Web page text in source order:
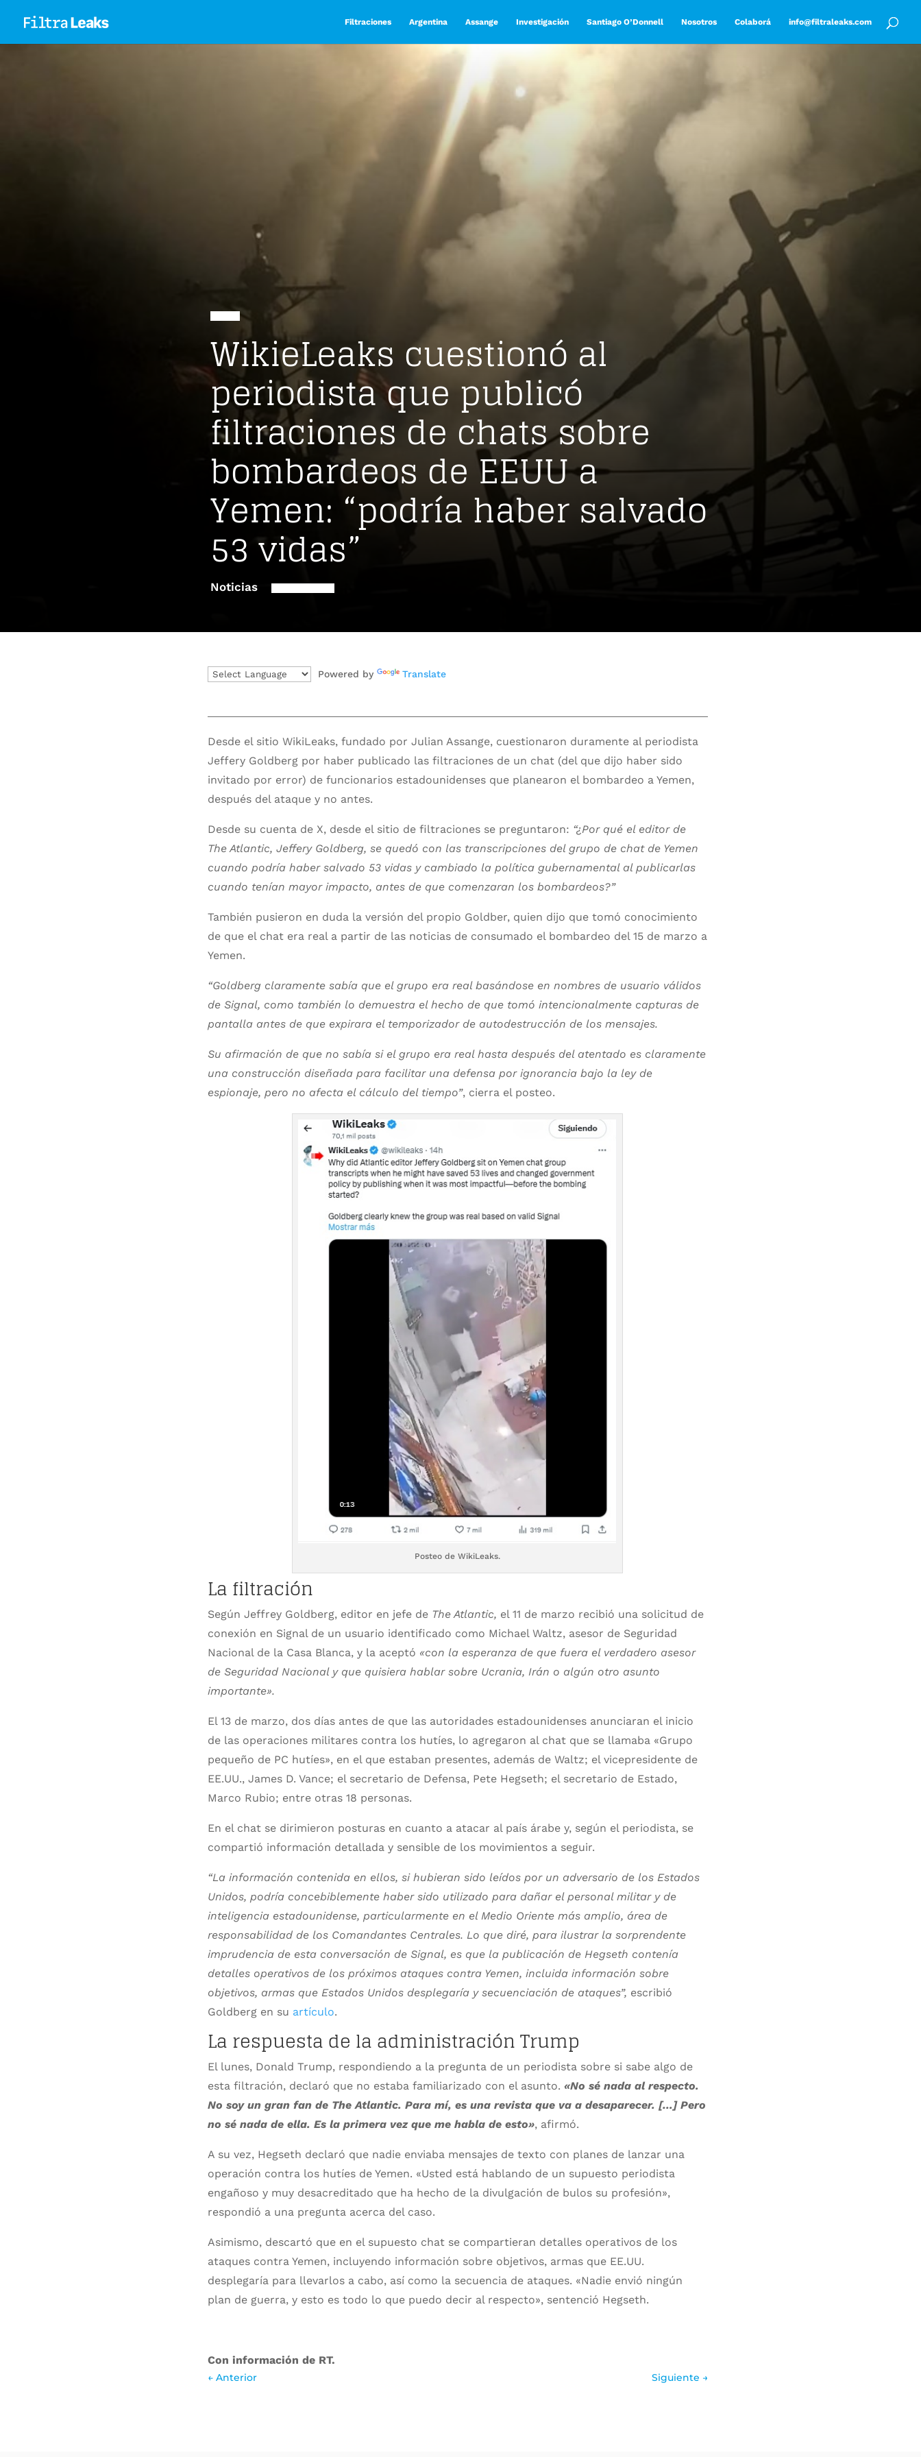
Filtraciones Argentina Assange Investigación Santiago O’Donnell Nosotros Colaborá info@filtraleaks.com
WikieLeaks cuestionó al
periodista que publicó
filtraciones de chats sobre
bombardeos de EEUU a
Yemen: “podría haber salvado
53 vidas”
Noticias
Powered by Translate
Desde el sitio WikiLeaks, fundado por Julian Assange, cuestionaron duramente al periodista
Jeffery Goldberg por haber publicado las filtraciones de un chat (del que dijo haber sido
invitado por error) de funcionarios estadounidenses que planearon el bombardeo a Yemen,
después del ataque y no antes.
Desde su cuenta de X, desde el sitio de filtraciones se preguntaron: “¿Por qué el editor de
The Atlantic, Jeffery Goldberg, se quedó con las transcripciones del grupo de chat de Yemen
cuando podría haber salvado 53 vidas y cambiado la política gubernamental al publicarlas
cuando tenían mayor impacto, antes de que comenzaran los bombardeos?”
También pusieron en duda la versión del propio Goldber, quien dijo que tomó conocimiento
de que el chat era real a partir de las noticias de consumado el bombardeo del 15 de marzo a
Yemen.
“Goldberg claramente sabía que el grupo era real basándose en nombres de usuario válidos
de Signal, como también lo demuestra el hecho de que tomó intencionalmente capturas de
pantalla antes de que expirara el temporizador de autodestrucción de los mensajes.
Su afirmación de que no sabía si el grupo era real hasta después del atentado es claramente
una construcción diseñada para facilitar una defensa por ignorancia bajo la ley de
espionaje, pero no afecta el cálculo del tiempo”, cierra el posteo.
Posteo de WikiLeaks.
La filtración
Según Jeffrey Goldberg, editor en jefe de The Atlantic, el 11 de marzo recibió una solicitud de
conexión en Signal de un usuario identificado como Michael Waltz, asesor de Seguridad
Nacional de la Casa Blanca, y la aceptó «con la esperanza de que fuera el verdadero asesor
de Seguridad Nacional y que quisiera hablar sobre Ucrania, Irán o algún otro asunto
importante».
El 13 de marzo, dos días antes de que las autoridades estadounidenses anunciaran el inicio
de las operaciones militares contra los hutíes, lo agregaron al chat que se llamaba «Grupo
pequeño de PC hutíes», en el que estaban presentes, además de Waltz; el vicepresidente de
EE.UU., James D. Vance; el secretario de Defensa, Pete Hegseth; el secretario de Estado,
Marco Rubio; entre otras 18 personas.
En el chat se dirimieron posturas en cuanto a atacar al país árabe y, según el periodista, se
compartió información detallada y sensible de los movimientos a seguir.
“La información contenida en ellos, si hubieran sido leídos por un adversario de los Estados
Unidos, podría concebiblemente haber sido utilizado para dañar el personal militar y de
inteligencia estadounidense, particularmente en el Medio Oriente más amplio, área de
responsabilidad de los Comandantes Centrales. Lo que diré, para ilustrar la sorprendente
imprudencia de esta conversación de Signal, es que la publicación de Hegseth contenía
detalles operativos de los próximos ataques contra Yemen, incluida información sobre
objetivos, armas que Estados Unidos desplegaría y secuenciación de ataques”, escribió
Goldberg en su artículo.
La respuesta de la administración Trump
El lunes, Donald Trump, respondiendo a la pregunta de un periodista sobre si sabe algo de
esta filtración, declaró que no estaba familiarizado con el asunto. «No sé nada al respecto.
No soy un gran fan de The Atlantic. Para mí, es una revista que va a desaparecer. […] Pero
no sé nada de ella. Es la primera vez que me habla de esto», afirmó.
A su vez, Hegseth declaró que nadie enviaba mensajes de texto con planes de lanzar una
operación contra los hutíes de Yemen. «Usted está hablando de un supuesto periodista
engañoso y muy desacreditado que ha hecho de la divulgación de bulos su profesión»,
respondió a una pregunta acerca del caso.
Asimismo, descartó que en el supuesto chat se compartieran detalles operativos de los
ataques contra Yemen, incluyendo información sobre objetivos, armas que EE.UU.
desplegaría para llevarlos a cabo, así como la secuencia de ataques. «Nadie envió ningún
plan de guerra, y esto es todo lo que puedo decir al respecto», sentenció Hegseth.
Con información de RT.
← Anterior Siguiente →